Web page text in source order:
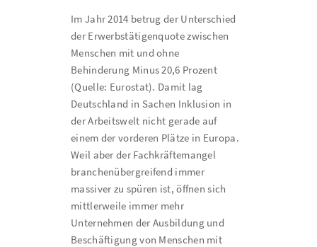
Im Jahr 2014 betrug der Unterschied
der Erwerbstätigenquote zwischen
Menschen mit und ohne
Behinderung Minus 20,6 Prozent
(Quelle: Eurostat). Damit lag
Deutschland in Sachen Inklusion in
der Arbeitswelt nicht gerade auf
einem der vorderen Plätze in Europa.
Weil aber der Fachkräftemangel
branchenübergreifend immer
massiver zu spüren ist, öffnen sich
mittlerweile immer mehr
Unternehmen der Ausbildung und
Beschäftigung von Menschen mit